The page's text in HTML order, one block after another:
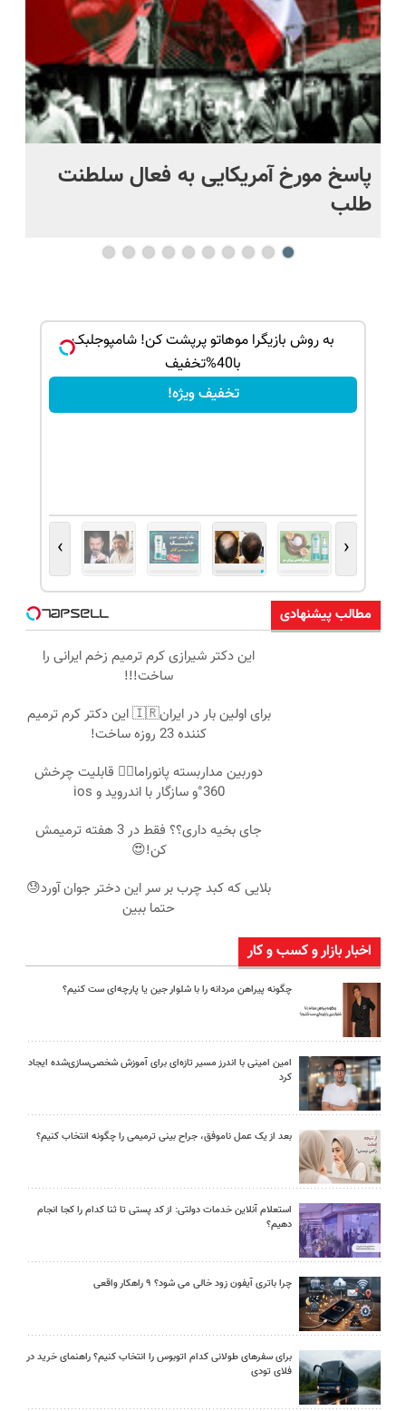
پاسخ مورخ آمریکایی به فعال سلطنت
طلب
به روش بازیگرا موهاتو پرپشت کن! شامپوجلبک
با40%تخفیف
تخفیف ویژه!
‹
›
مطالب پیشنهادی
این دکتر شیرازی کرم ترمیم زخم ایرانی را
ساخت!!!
برای اولین بار در ایران🇮🇷 این دکتر کرم ترمیم
کننده 23 روزه ساخت!
دوربین مداربسته پانوراما👈🏻 قابلیت چرخش
360°و سازگار با اندروید و ios
جای بخیه داری؟؟ فقط در 3 هفته ترمیمش
کن!😍
بلایی که کبد چرب بر سر این دختر جوان آورد😓
حتما ببین
اخبار بازار و کسب و کار
چگونه پیراهن مردانه را با شلوار جین یا پارچه‌ای ست کنیم؟
امین امینی با اندرز مسیر تازه‌ای برای آموزش شخصی‌سازی‌شده ایجاد
کرد
بعد از یک عمل ناموفق، جراح بینی ترمیمی را چگونه انتخاب کنیم؟
استعلام آنلاین خدمات دولتی: از کد پستی تا ثنا کدام را کجا انجام
دهیم؟
چرا باتری آیفون زود خالی می شود؟ ۹ راهکار واقعی
برای سفرهای طولانی کدام اتوبوس را انتخاب کنیم؟ راهنمای خرید در
فلای تودی